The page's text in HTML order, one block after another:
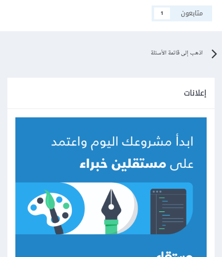
متابعون
1
اذهب إلى قائمة الأسئلة
إعلانات